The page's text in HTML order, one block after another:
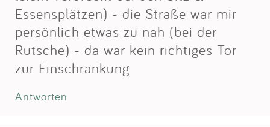
Essensplätzen) - die Straße war mir
persönlich etwas zu nah (bei der
Rutsche) - da war kein richtiges Tor
zur Einschränkung
Antworten